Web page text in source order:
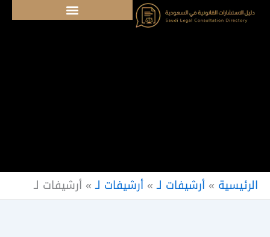
تخطي
الرئيسية »أرشيفات لـ»أرشيفات لـ» أرشيفات لـ